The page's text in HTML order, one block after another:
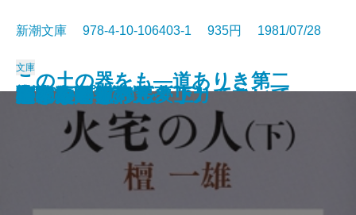
散歩のとき何か食べたくなって
沈黙
彦左衛門外記
エディプスの恋人
聖少女
ブンナよ、木からおりてこい
あんちゃん
この土の器をも―道ありき第二
部 結婚編―
お気に召すまま
火宅の人〔上〕
新潮文庫 978-4-10-106403-1 935円 1981/07/28
文庫
火宅の人〔下〕
だれかさんの悪夢
心に太陽を持て
悲しみの歌
扇野
若き数学者のアメリカ
ケインとアベル〔上〕
ケインとアベル〔下〕
海の史劇
橋のない川 五